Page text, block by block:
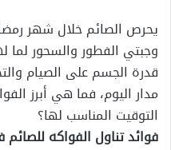
يحرص الصائم خلال شهر
وجبتي الفطور والسحور لما
قدرة الجسم على الصيام
مدار اليوم، فما هي أبرز
التوقيت المناسب لها؟
فوائد تناول الفواكه